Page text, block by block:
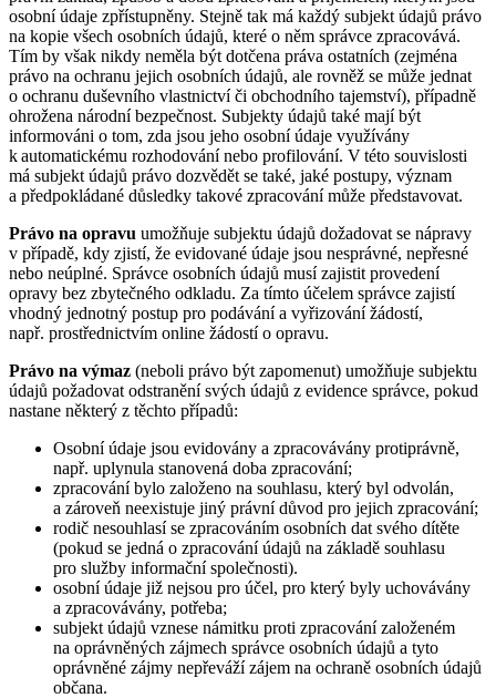
osobní údaje zpřístupněny. Stejně tak má každý subjekt údajů právo
na kopie všech osobních údajů, které o něm správce zpracovává.
Tím by však nikdy neměla být dotčena práva ostatních (zejména
právo na ochranu jejich osobních údajů, ale rovněž se může jednat
o ochranu duševního vlastnictví či obchodního tajemství), případně
ohrožena národní bezpečnost. Subjekty údajů také mají být
informováni o tom, zda jsou jeho osobní údaje využívány
k automatickému rozhodování nebo profilování. V této souvislosti
má subjekt údajů právo dozvědět se také, jaké postupy, význam
a předpokládané důsledky takové zpracování může představovat.
Právo na opravu umožňuje subjektu údajů dožadovat se nápravy
v případě, kdy zjistí, že evidované údaje jsou nesprávné, nepřesné
nebo neúplné. Správce osobních údajů musí zajistit provedení
opravy bez zbytečného odkladu. Za tímto účelem správce zajistí
vhodný jednotný postup pro podávání a vyřizování žádostí,
např. prostřednictvím online žádostí o opravu.
Právo na výmaz (neboli právo být zapomenut) umožňuje subjektu
údajů požadovat odstranění svých údajů z evidence správce, pokud
nastane některý z těchto případů:
Osobní údaje jsou evidovány a zpracovávány protiprávně,
např. uplynula stanovená doba zpracování;
zpracování bylo založeno na souhlasu, který byl odvolán,
a zároveň neexistuje jiný právní důvod pro jejich zpracování;
rodič nesouhlasí se zpracováním osobních dat svého dítěte
(pokud se jedná o zpracování údajů na základě souhlasu
pro služby informační společnosti).
osobní údaje již nejsou pro účel, pro který byly uchovávány
a zpracovávány, potřeba;
subjekt údajů vznese námitku proti zpracování založeném
na oprávněných zájmech správce osobních údajů a tyto
oprávněné zájmy nepřeváží zájem na ochraně osobních údajů
občana.